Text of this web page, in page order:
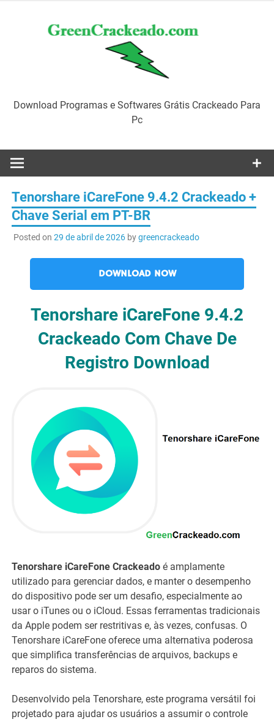
Download Programas e Softwares Grátis Crackeado Para
Pc
Tenorshare iCareFone 9.4.2 Crackeado +
Chave Serial em PT-BR
Posted on 29 de abril de 2026bygreencrackeado
DOWNLOAD NOW
Tenorshare iCareFone 9.4.2
Crackeado Com Chave De
Registro Download
Tenorshare iCareFone Crackeado é amplamente
utilizado para gerenciar dados, e manter o desempenho
do dispositivo pode ser um desafio, especialmente ao
usar o iTunes ou o iCloud. Essas ferramentas tradicionais
da Apple podem ser restritivas e, às vezes, confusas. O
Tenorshare iCareFone oferece uma alternativa poderosa
que simplifica transferências de arquivos, backups e
reparos do sistema.
Desenvolvido pela Tenorshare, este programa versátil foi
projetado para ajudar os usuários a assumir o controle